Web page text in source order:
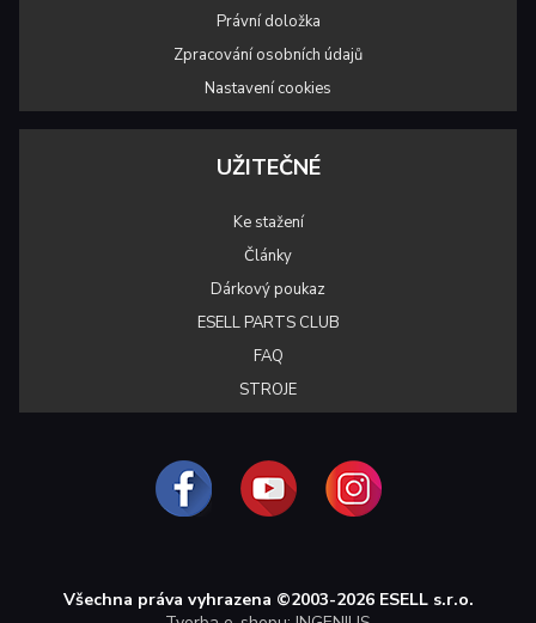
Právní doložka
Zpracování osobních údajů
Nastavení cookies
UŽITEČNÉ
Ke stažení
Články
Dárkový poukaz
ESELL PARTS CLUB
FAQ
STROJE
Všechna práva vyhrazena ©2003-2026 ESELL s.r.o.